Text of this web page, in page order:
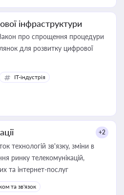
інфраструктури
про спрощення процедури
для розвитку цифрової
IT-індустрія
+2
технологій зв'язку, зміни в
ринку телекомунікацій,
та інтернет-послуг
та зв'язок